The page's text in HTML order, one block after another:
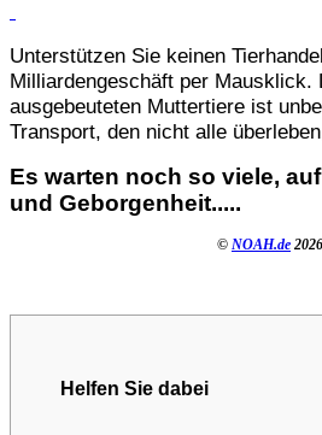
Unterstützen Sie keinen
Milliardengeschäft per Mausklick.
ausgebeuteten Muttertiere ist
Transport, den nicht alle
Es warten noch so viele,
und Geborgenheit.....
© NOAH.de 2026
Helfen Sie dabei